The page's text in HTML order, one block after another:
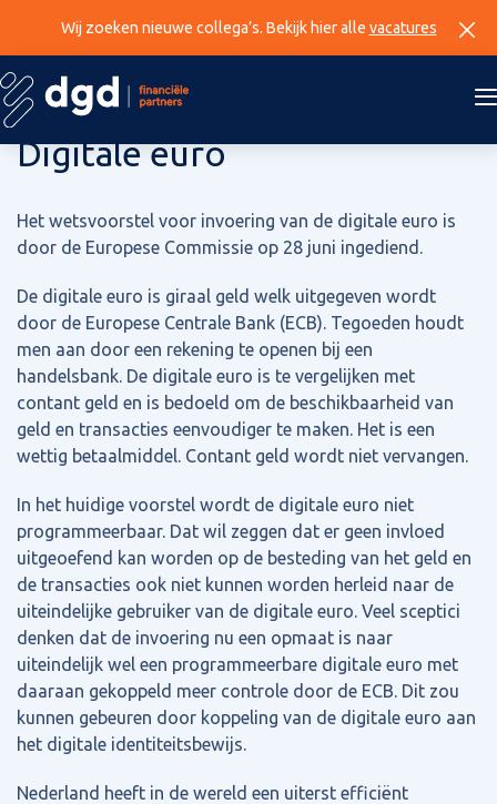
Wij zoeken nieuwe collega’s. Bekijk hier alle vacatures
16 augustus 2023
Digitale euro
Het wetsvoorstel voor invoering van de digitale euro is
door de Europese Commissie op 28 juni ingediend.
De digitale euro is giraal geld welk uitgegeven wordt
door de Europese Centrale Bank (ECB). Tegoeden houdt
men aan door een rekening te openen bij een
handelsbank. De digitale euro is te vergelijken met
contant geld en is bedoeld om de beschikbaarheid van
geld en transacties eenvoudiger te maken. Het is een
wettig betaalmiddel. Contant geld wordt niet vervangen.
In het huidige voorstel wordt de digitale euro niet
programmeerbaar. Dat wil zeggen dat er geen invloed
uitgeoefend kan worden op de besteding van het geld en
de transacties ook niet kunnen worden herleid naar de
uiteindelijke gebruiker van de digitale euro. Veel sceptici
denken dat de invoering nu een opmaat is naar
uiteindelijk wel een programmeerbare digitale euro met
daaraan gekoppeld meer controle door de ECB. Dit zou
kunnen gebeuren door koppeling van de digitale euro aan
het digitale identiteitsbewijs.
Nederland heeft in de wereld een uiterst efficiënt